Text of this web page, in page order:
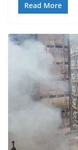
Read More